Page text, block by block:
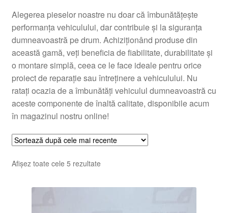
Procedura de reclamație
Termeni si conditii
Alegerea pieselor noastre nu doar că îmbunătățește
performanța vehiculului, dar contribuie și la siguranța
dumneavoastră pe drum. Achiziționând produse din
această gamă, veți beneficia de fiabilitate, durabilitate și
o montare simplă, ceea ce le face ideale pentru orice
proiect de reparație sau întreținere a vehiculului. Nu
ratați ocazia de a îmbunătăți vehiculul dumneavoastră cu
aceste componente de înaltă calitate, disponibile acum
în magazinul nostru online!
Afișez toate cele 5 rezultateSortat
cele